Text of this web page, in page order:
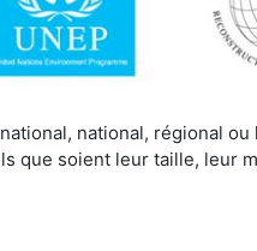
national, régional
que soient leur taille, leur